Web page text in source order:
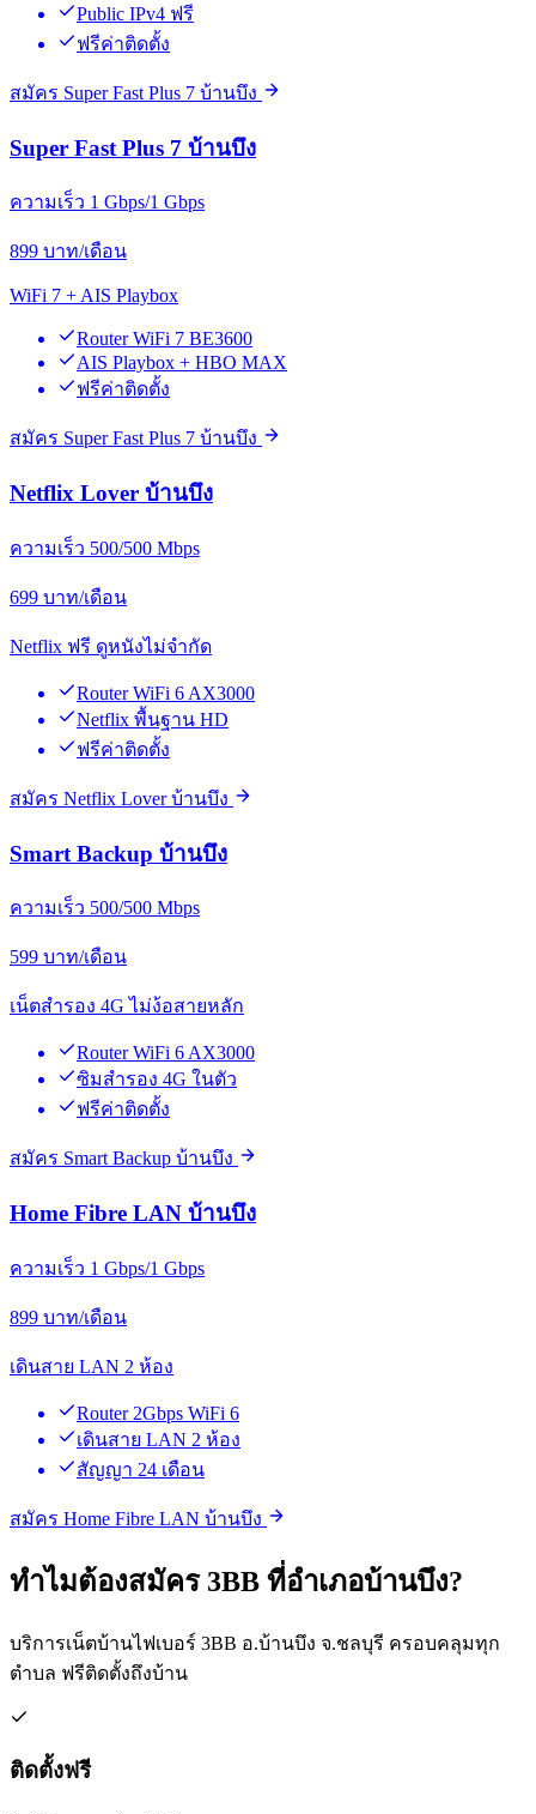
Public IPv4 ฟรี
ฟรีค่าติดตั้ง
สมัคร Super Fast Plus 7 บ้านบึง
Super Fast Plus 7 บ้านบึง
ความเร็ว 1 Gbps/1 Gbps
899 บาท/เดือน
WiFi 7 + AIS Playbox
Router WiFi 7 BE3600
AIS Playbox + HBO MAX
ฟรีค่าติดตั้ง
สมัคร Super Fast Plus 7 บ้านบึง
Netflix Lover บ้านบึง
ความเร็ว 500/500 Mbps
699 บาท/เดือน
Netflix ฟรี ดูหนังไม่จำกัด
Router WiFi 6 AX3000
Netflix พื้นฐาน HD
ฟรีค่าติดตั้ง
สมัคร Netflix Lover บ้านบึง
Smart Backup บ้านบึง
ความเร็ว 500/500 Mbps
599 บาท/เดือน
เน็ตสำรอง 4G ไม่ง้อสายหลัก
Router WiFi 6 AX3000
ซิมสำรอง 4G ในตัว
ฟรีค่าติดตั้ง
สมัคร Smart Backup บ้านบึง
Home Fibre LAN บ้านบึง
ความเร็ว 1 Gbps/1 Gbps
899 บาท/เดือน
เดินสาย LAN 2 ห้อง
Router 2Gbps WiFi 6
เดินสาย LAN 2 ห้อง
สัญญา 24 เดือน
สมัคร Home Fibre LAN บ้านบึง
ทำไมต้องสมัคร 3BB ที่อำเภอบ้านบึง?
บริการเน็ตบ้านไฟเบอร์ 3BB อ.บ้านบึง จ.ชลบุรี ครอบคลุมทุก
ตำบล ฟรีติดตั้งถึงบ้าน
ติดตั้งฟรี